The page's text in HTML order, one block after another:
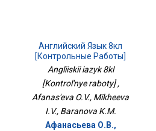
Английский Язык 8кл
[Контрольные Работы]
Angliiskii iazyk 8kl
[Kontrol'nye raboty] ,
Afanas'eva O.V., Mikheeva
I.V., Baranova K.M.
Афанасьева О.В.,